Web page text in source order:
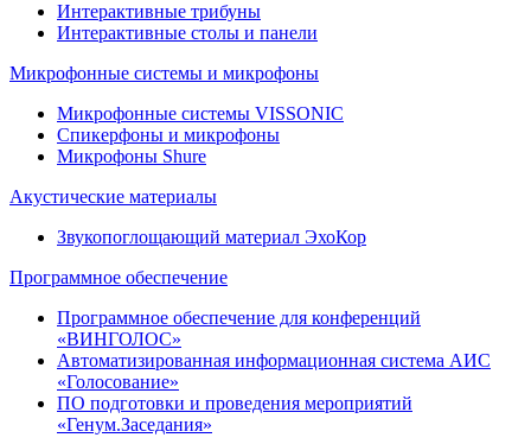
Интерактивные трибуны
Интерактивные столы и панели
Микрофонные системы и микрофоны
Микрофонные системы VISSONIC
Спикерфоны и микрофоны
Микрофоны Shure
Акустические материалы
Звукопоглощающий материал ЭхоКор
Программное обеспечение
Программное обеспечение для конференций
«ВИНГОЛОС»
Автоматизированная информационная система АИС
«Голосование»
ПО подготовки и проведения мероприятий
«Генум.Заседания»